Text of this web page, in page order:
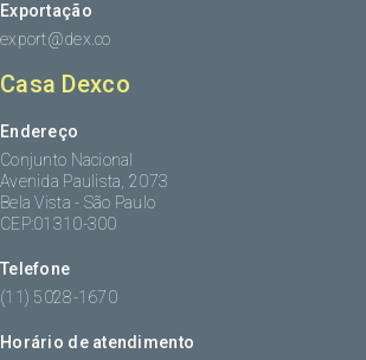
Exportação
export@dex.co
Casa Dexco
Endereço
Conjunto Nacional
Avenida Paulista, 2073
Bela Vista - São Paulo
CEP:01310-300
Telefone
(11) 5028-1670
Horário de atendimento